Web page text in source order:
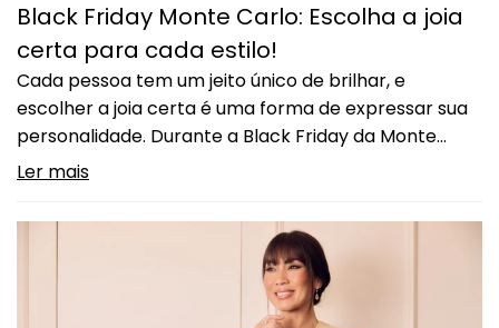
Black Friday Monte Carlo: Escolha a joia
certa para cada estilo!
Cada pessoa tem um jeito único de brilhar, e
escolher a joia certa é uma forma de expressar sua
personalidade. Durante a Black Friday da Monte
Carlo Joias, você tem a chance de encontrar a joia
autoral e benefícios especiais. Joias do estilo
Black Friday Monte Carlo: Escolha a
Ler mais